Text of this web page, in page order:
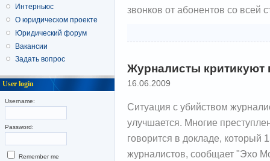
звонков от абонентов со всей
Журналисты критикуют
16.06.2009
Ситуация с убийством
улучшается. Многие
говорится в докладе,
журналистов, сообщает "Эхо
Интерньюс
О юридическом проекте
Юридический форум
Вакансии
Задать вопрос
User login
Username:
Password:
Remember me